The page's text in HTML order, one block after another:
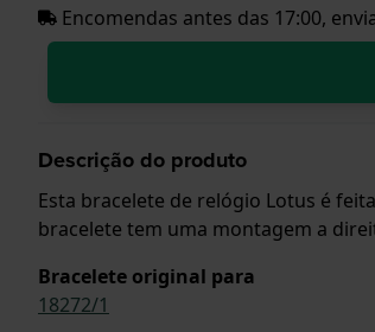
Encomendas antes das 17:00,
Descrição do produto
Esta bracelete de relógio Lotus é
bracelete tem uma montagem a
Bracelete original para
18272/1